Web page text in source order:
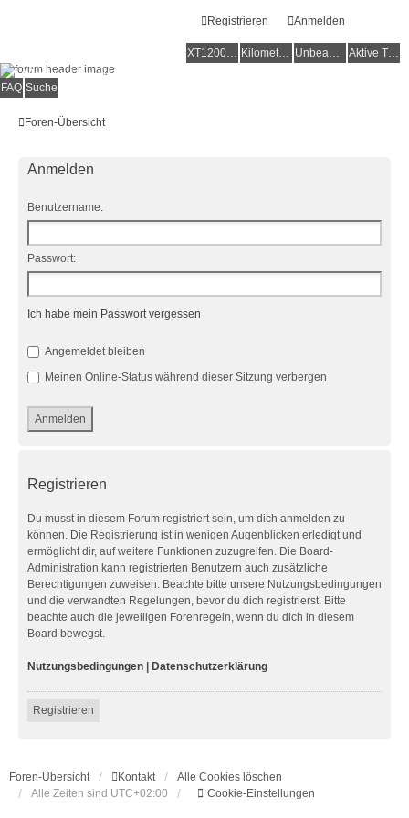
Anmelden
Registrieren
XT1200Z-Wiki Kilometerstatistik Unbeantwortete Themen Aktive Themen
Alles rund um die Yamaha XT1200Z Super Ténéré
FAQ Suche
Foren-Übersicht
Anmelden
Benutzername:
Passwort:
Ich habe mein Passwort vergessen
Angemeldet bleiben
Meinen Online-Status während dieser Sitzung verbergen
Registrieren
Du musst in diesem Forum registriert sein, um dich anmelden zu
können. Die Registrierung ist in wenigen Augenblicken erledigt und
ermöglicht dir, auf weitere Funktionen zuzugreifen. Die Board-
Administration kann registrierten Benutzern auch zusätzliche
Berechtigungen zuweisen. Beachte bitte unsere Nutzungsbedingungen
und die verwandten Regelungen, bevor du dich registrierst. Bitte
beachte auch die jeweiligen Forenregeln, wenn du dich in diesem
Board bewegst.
Nutzungsbedingungen Datenschutzerklärung
Registrieren
Foren-Übersicht Kontakt
Alle Cookies löschen
Alle Zeiten sind UTC+02:00 Cookie-Einstellungen